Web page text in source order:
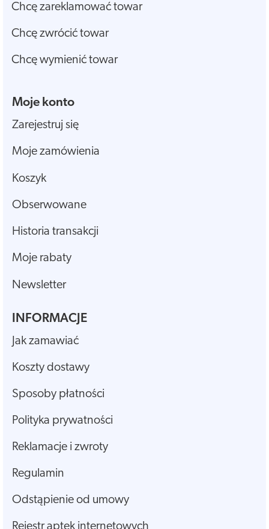
Chcę zareklamować towar
Chcę zwrócić towar
Chcę wymienić towar
Moje konto
Zarejestruj się
Moje zamówienia
Koszyk
Obserwowane
Historia transakcji
Moje rabaty
Newsletter
INFORMACJE
Jak zamawiać
Koszty dostawy
Sposoby płatności
Polityka prywatności
Reklamacje i zwroty
Regulamin
Odstąpienie od umowy
Rejestr aptek internetowych